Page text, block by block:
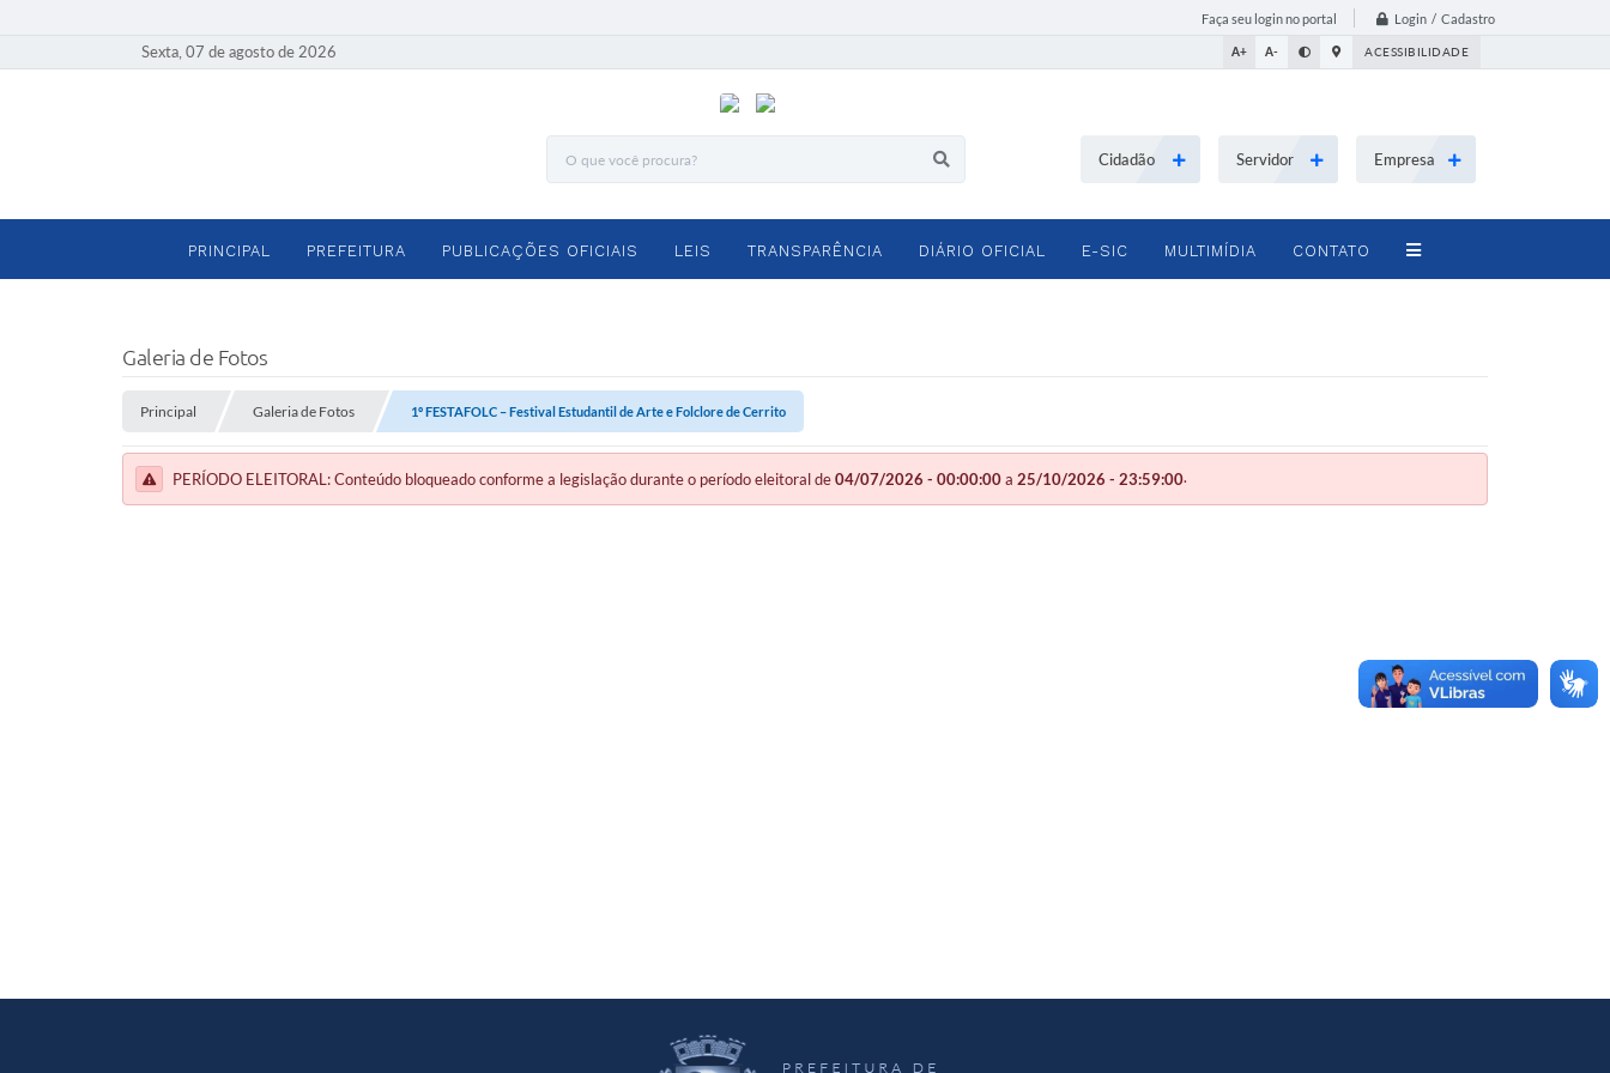
Faça seu login no portal Login / Cadastro
Sexta, 07 de agosto de 2026 A+ A- ACESSIBILIDADE
Cidadão Servidor Empresa
PRINCIPAL PREFEITURA PUBLICAÇÕES OFICIAIS LEIS TRANSPARÊNCIA DIÁRIO OFICIAL E-SIC MULTIMÍDIA CONTATO
Galeria de Fotos
Principal Galeria de Fotos 1º FESTAFOLC – Festival Estudantil de Arte e Folclore de Cerrito
PERÍODO ELEITORAL: Conteúdo bloqueado conforme a legislação durante o período eleitoral de04/07/2026 - 00:00:00a 25/10/2026 - 23:59:00.